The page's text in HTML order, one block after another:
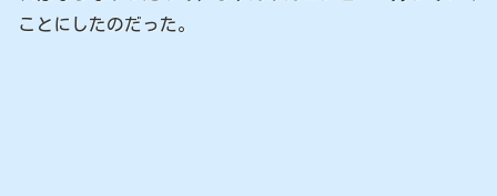
ことにしたのだった。